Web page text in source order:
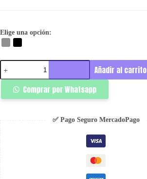
Elige una opción:
Square
Cat
cantidad
Añadir al carrito
Comprar por Whatsapp
✅ Pago Seguro MercadoPago